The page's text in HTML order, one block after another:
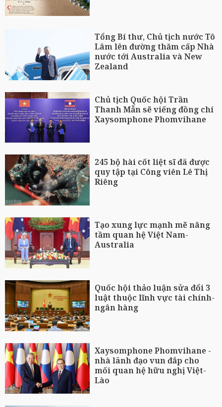
Tổng Bí thư, Chủ tịch nước Tô
Lâm lên đường thăm cấp Nhà
nước tới Australia và New
Zealand
Chủ tịch Quốc hội Trần
Thanh Mẫn sẽ viếng đồng chí
Xaysomphone Phomvihane
245 bộ hài cốt liệt sĩ đã được
quy tập tại Công viên Lê Thị
Riêng
Tạo xung lực mạnh mẽ nâng
tầm quan hệ Việt Nam-
Australia
Quốc hội thảo luận sửa đổi 3
luật thuộc lĩnh vực tài chính-
ngân hàng
Xaysomphone Phomvihane -
nhà lãnh đạo vun đắp cho
mối quan hệ hữu nghị Việt-
Lào